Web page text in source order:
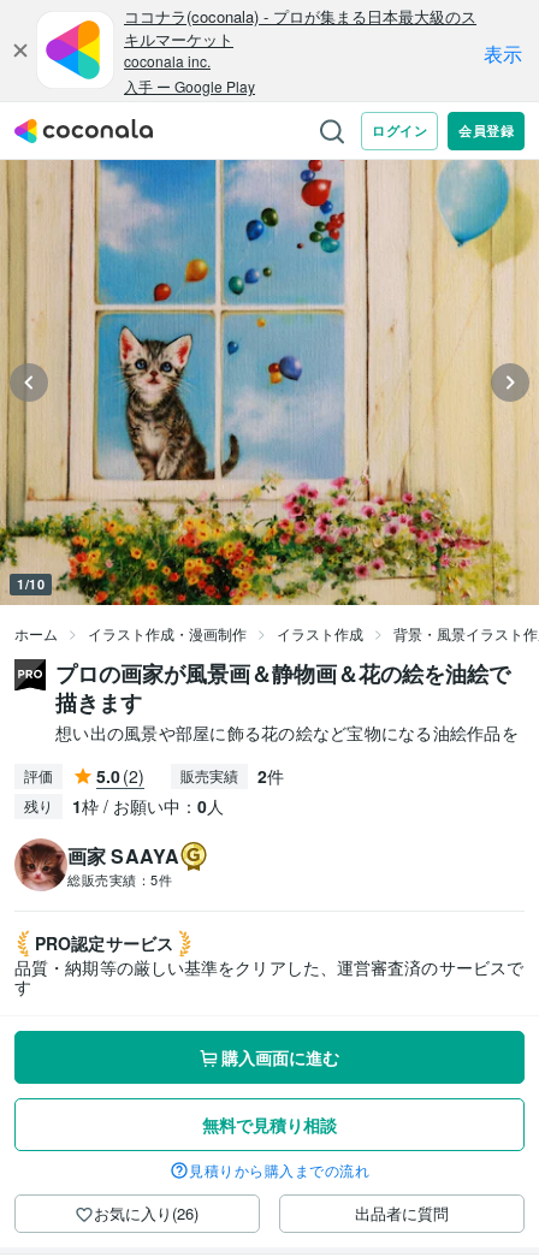
1/10
ホーム イラスト作成・漫画制作 イラスト作成 背景・風景イラスト
プロの画家が風景画＆静物画＆花の絵を油絵で
描きます
想い出の風景や部屋に飾る花の絵など宝物になる油絵作品を
評価 5.0(2) 販売実績 2件
残り 1枠 / お願い中： 0人
画家 SAAYA
総販売実績： 5件
PRO認定サービス
品質・納期等の厳しい基準をクリアした、運営審査済のサービスで
す
購入画面に進む
無料で見積り相談
見積りから購入までの流れ
お気に入り(26) 出品者に質問